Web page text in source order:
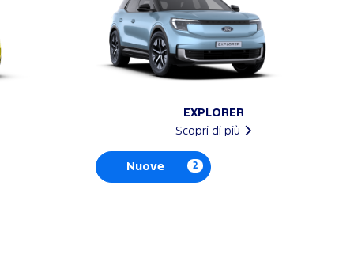
EXPLORER
Scopri di più
Nuove 2